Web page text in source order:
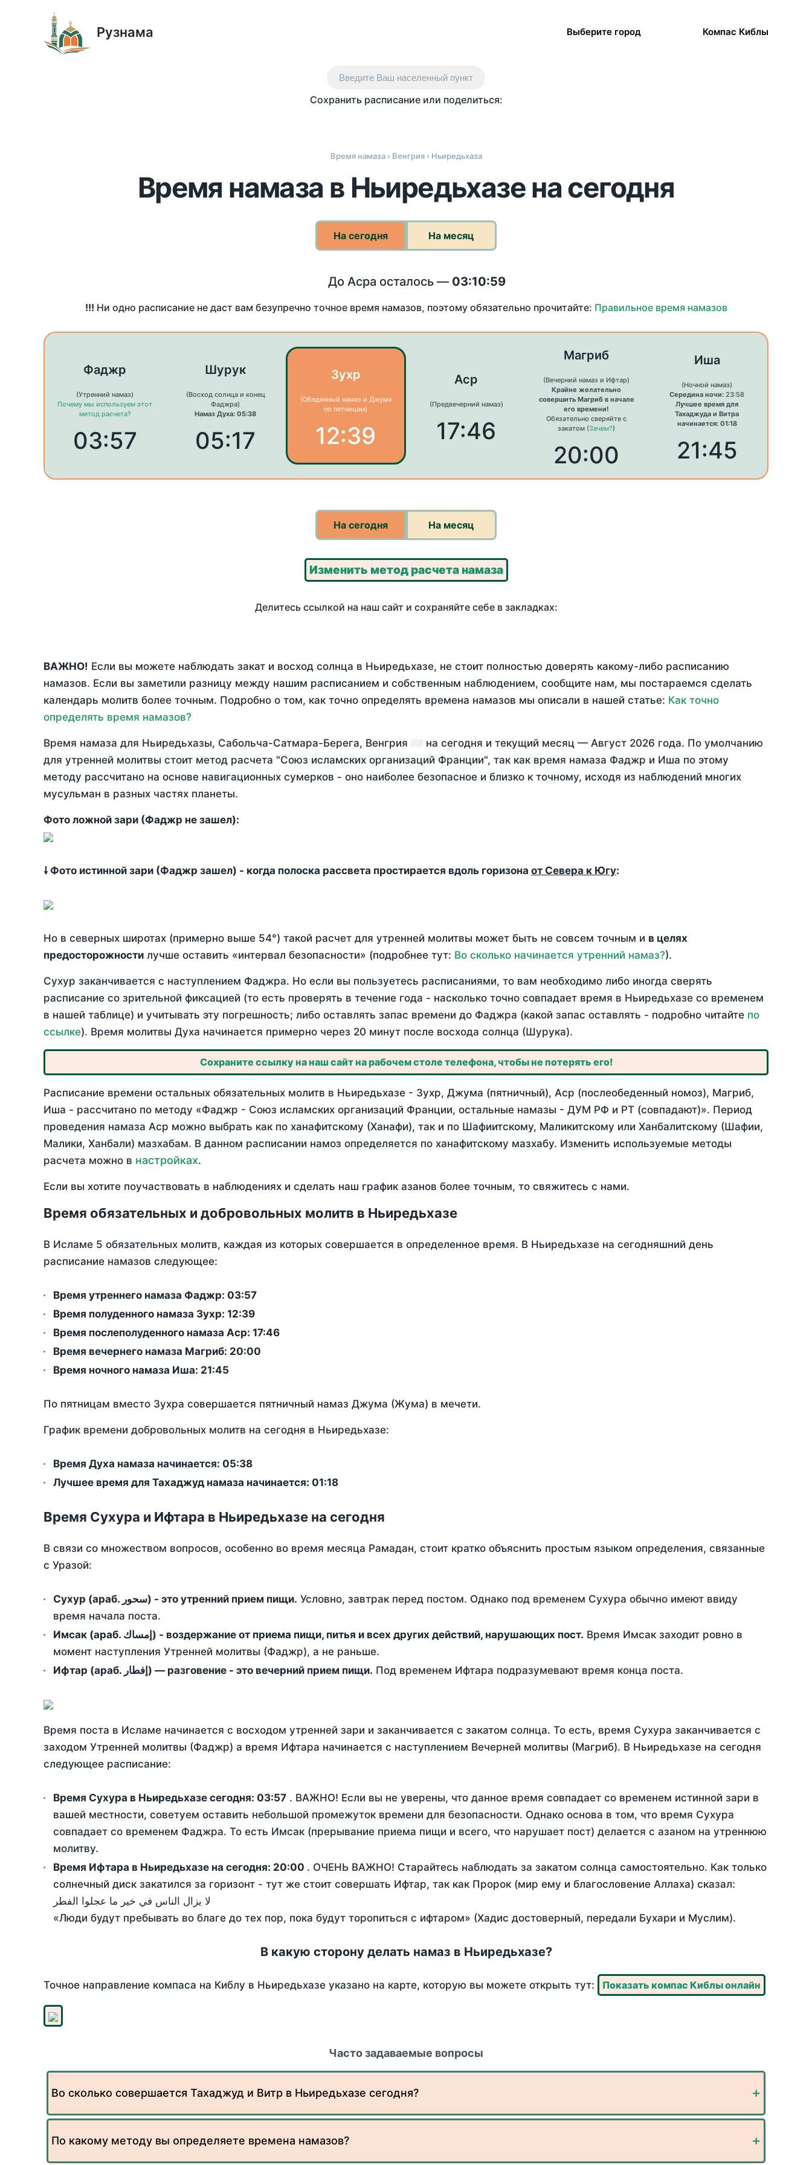
Рузнама Выберите город Компас Киблы
Введите Ваш населенный пункт
Сохранить расписание или поделиться:
Время намаза› Венгрия› Ньиредьхаза
Время намаза в Ньиредьхазе на сегодня
На сегодня На месяц
До Асра осталось — 03:10:59
!!! Ни одно расписание не даст вам безупречно точное время намазов, поэтому обязательно прочитайте: Правильное время намазов
Фаджр
(Утренний намаз)
Почему мы используем этот
метод расчета?
03:57
Шурук
(Восход солнца и конец
Фаджра)
Намаз Духа: 05:38
05:17
Зухр
(Обеденный намаз и Джума
по пятницам)
12:39
Аср
(Предвечерний намаз)
17:46
Магриб
(Вечерний намаз и Ифтар)
Крайне желательно
совершить Магриб в начале
его времени!
Обязательно сверяйте с
закатом (Зачем?)
20:00
Иша
(Ночной намаз)
Середина ночи: 23:58
Лучшее время для
Тахаджуда и Витра
начинается: 01:18
21:45
На сегодня На месяц
Изменить метод расчета намаза
Делитесь ссылкой на наш сайт и сохраняйте себе в закладках:
ВАЖНО! Если вы можете наблюдать закат и восход солнца в Ньиредьхазе, не стоит полностью доверять какому-либо расписанию
намазов. Если вы заметили разницу между нашим расписанием и собственным наблюдением, сообщите нам, мы постараемся сделать
календарь молитв более точным. Подробно о том, как точно определять времена намазов мы описали в нашей статье: Как точно
определять время намазов?
Время намаза для Ньиредьхазы, Сабольча-Сатмара-Берега, Венгрия на сегодня и текущий месяц — Август 2026 года. По умолчанию
для утренней молитвы стоит метод расчета "Союз исламских организаций Франции", так как время намаза Фаджр и Иша по этому
методу рассчитано на основе навигационных сумерков - оно наиболее безопасное и близко к точному, исходя из наблюдений многих
мусульман в разных частях планеты.
Фото ложной зари (Фаджр не зашел):
🠗 Фото истинной зари (Фаджр зашел) - когда полоска рассвета простирается вдоль горизона от Севера к Югу:
Но в северных широтах (примерно выше 54°) такой расчет для утренней молитвы может быть не совсем точным и в целях
предосторожности лучше оставить «интервал безопасности» (подробнее тут: Во сколько начинается утренний намаз?).
Сухур заканчивается с наступлением Фаджра. Но если вы пользуетесь расписаниями, то вам необходимо либо иногда сверять
расписание со зрительной фиксацией (то есть проверять в течение года - насколько точно совпадает время в Ньиредьхазе со временем
в нашей таблице) и учитывать эту погрешность; либо оставлять запас времени до Фаджра (какой запас оставлять - подробно читайте по
ссылке). Время молитвы Духа начинается примерно через 20 минут после восхода солнца (Шурука).
Сохраните ссылку на наш сайт на рабочем столе телефона, чтобы не потерять его!
Расписание времени остальных обязательных молитв в Ньиредьхазе - Зухр, Джума (пятничный), Аср (послеобеденный номоз), Магриб,
Иша - рассчитано по методу «Фаджр - Союз исламских организаций Франции, остальные намазы - ДУМ РФ и РТ (совпадают)». Период
проведения намаза Аср можно выбрать как по ханафитскому (Ханафи), так и по Шафиитскому, Маликитскому или Ханбалитскому (Шафии,
Малики, Ханбали) мазхабам. В данном расписании намоз определяется по ханафитскому мазхабу. Изменить используемые методы
расчета можно в настройках.
Если вы хотите поучаствовать в наблюдениях и сделать наш график азанов более точным, то свяжитесь с нами.
Время обязательных и добровольных молитв в Ньиредьхазе
В Исламе 5 обязательных молитв, каждая из которых совершается в определенное время. В Ньиредьхазе на сегодняшний день
расписание намазов следующее:
Время утреннего намаза Фаджр: 03:57
Время полуденного намаза Зухр: 12:39
Время послеполуденного намаза Аср: 17:46
Время вечернего намаза Магриб: 20:00
Время ночного намаза Иша: 21:45
По пятницам вместо Зухра совершается пятничный намаз Джума (Жума) в мечети.
График времени добровольных молитв на сегодня в Ньиредьхазе:
Время Духа намаза начинается: 05:38
Лучшее время для Тахаджуд намаза начинается: 01:18
Время Сухура и Ифтара в Ньиредьхазе на сегодня
В связи со множеством вопросов, особенно во время месяца Рамадан, стоит кратко объяснить простым языком определения, связанные
с Уразой:
Сухур (араб. سحور) - это утренний прием пищи. Условно, завтрак перед постом. Однако под временем Сухура обычно имеют ввиду
время начала поста.
Имсак (араб. إمساك) - воздержание от приема пищи, питья и всех других действий, нарушающих пост. Время Имсак заходит ровно в
момент наступления Утренней молитвы (Фаджр), а не раньше.
Ифтар (араб. إفطار) — разговение - это вечерний прием пищи. Под временем Ифтара подразумевают время конца поста.
Время поста в Исламе начинается с восходом утренней зари и заканчивается с закатом солнца. То есть, время Сухура заканчивается с
заходом Утренней молитвы (Фаджр) а время Ифтара начинается с наступлением Вечерней молитвы (Магриб). В Ньиредьхазе на сегодня
следующее расписание:
Время Сухура в Ньиредьхазе сегодня: 03:57 . ВАЖНО! Если вы не уверены, что данное время совпадает со временем истинной зари в
вашей местности, советуем оставить небольшой промежуток времени для безопасности. Однако основа в том, что время Сухура
совпадает со временем Фаджра. То есть Имсак (прерывание приема пищи и всего, что нарушает пост) делается с азаном на утреннюю
молитву.
Время Ифтара в Ньиредьхазе на сегодня: 20:00 . ОЧЕНЬ ВАЖНО! Старайтесь наблюдать за закатом солнца самостоятельно. Как только
солнечный диск закатился за горизонт - тут же стоит совершать Ифтар, так как Пророк (мир ему и благословение Аллаха) сказал:
لا يزال الناس في خير ما عجلوا الفطر
«Люди будут пребывать во благе до тех пор, пока будут торопиться с ифтаром» (Хадис достоверный, передали Бухари и Муслим).
В какую сторону делать намаз в Ньиредьхазе?
Точное направление компаса на Киблу в Ньиредьхазе указано на карте, которую вы можете открыть тут: Показать компас Киблы онлайн
Часто задаваемые вопросы
Во сколько совершается Тахаджуд и Витр в Ньиредьхазе сегодня?
По какому методу вы определяете времена намазов?